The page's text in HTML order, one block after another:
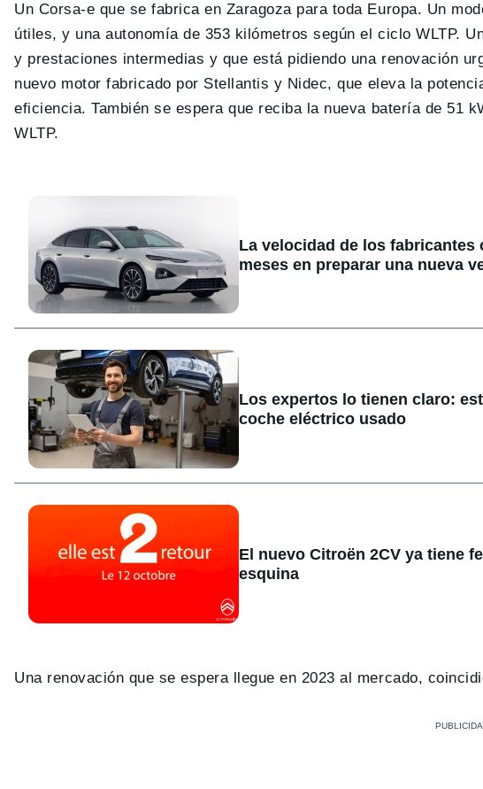
Un Corsa-e que se fabrica en Zaragoza para toda Europa. Un
útiles, y una autonomía de 353 kilómetros según el ciclo WLTP.
y prestaciones intermedias y que está pidiendo una renovación
nuevo motor fabricado por Stellantis y Nidec, que eleva la
eficiencia. También se espera que reciba la nueva batería de 51
WLTP.
La velocidad de los fabricantes
meses en preparar una nueva
Los expertos lo tienen claro:
coche eléctrico usado
El nuevo Citroën 2CV ya tiene
esquina
Una renovación que se espera llegue en 2023 al mercado,